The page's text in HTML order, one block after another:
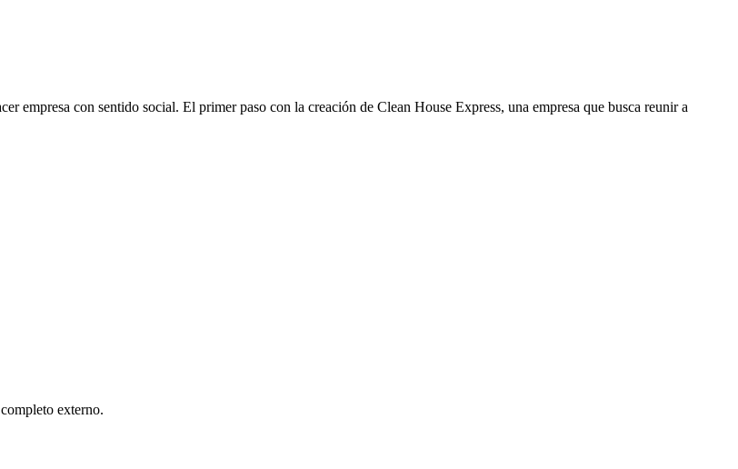
empresa con sentido social. El primer paso con la creación de Clean House Express, una empresa que busca reunir a
externo.